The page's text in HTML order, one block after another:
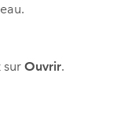
sur Ouvrir.